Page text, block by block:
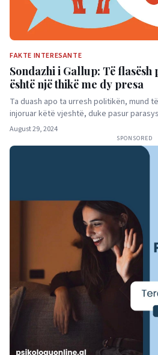
FAKTE INTERESANTE
Sondazhi i Gallup: Të
është një thikë me dy presa
Ta duash apo ta urresh politikën, mund
injoruar këtë vjeshtë, duke pasur
August 29, 2024
SPONSORED